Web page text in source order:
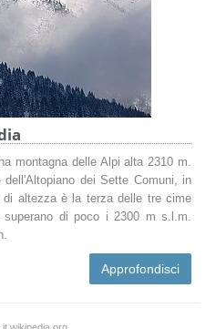
montagna delle Alpi alta 2310 m.
dei Sette Comuni, in
altezza è la terza delle tre cime
di poco i 2300 m s.l.m.
Approfondisci